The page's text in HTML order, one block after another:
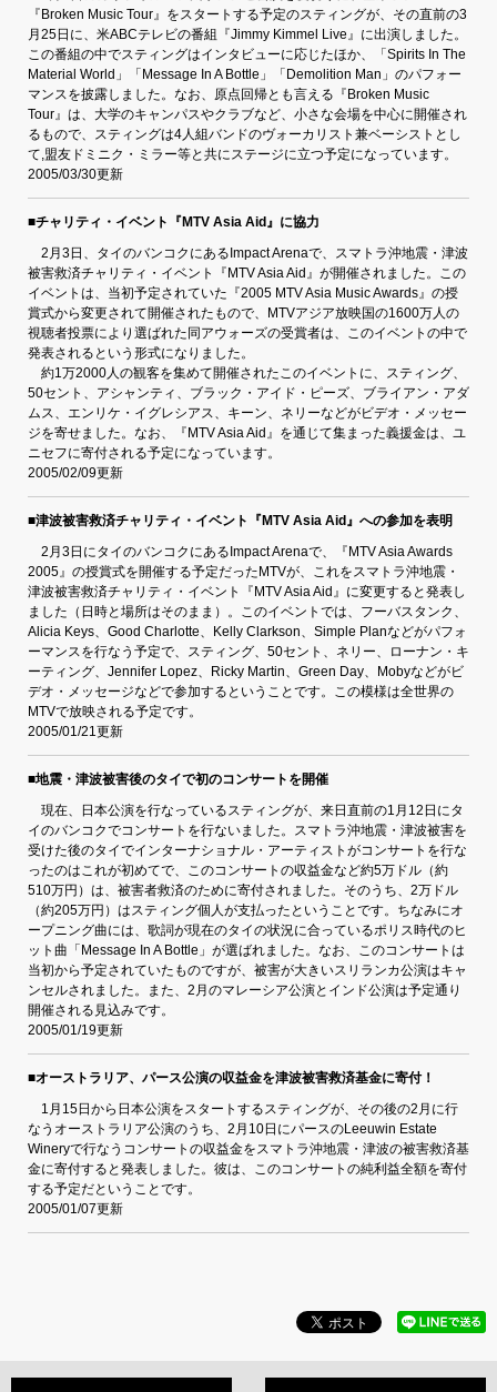
『Broken Music Tour』をスタートする予定のスティングが、その直前の3
月25日に、米ABCテレビの番組『Jimmy Kimmel Live』に出演しました。
この番組の中でスティングはインタビューに応じたほか、「Spirits In The
Material World」「Message In A Bottle」「Demolition Man」のパフォー
マンスを披露しました。なお、原点回帰とも言える『Broken Music
Tour』は、大学のキャンパスやクラブなど、小さな会場を中心に開催され
るもので、スティングは4人組バンドのヴォーカリスト兼ベーシストとし
て,盟友ドミニク・ミラー等と共にステージに立つ予定になっています。
2005/03/30更新
■チャリティ・イベント『MTV Asia Aid』に協力
2月3日、タイのバンコクにあるImpact Arenaで、スマトラ沖地震・津波
被害救済チャリティ・イベント『MTV Asia Aid』が開催されました。この
イベントは、当初予定されていた『2005 MTV Asia Music Awards』の授
賞式から変更されて開催されたもので、MTVアジア放映国の1600万人の
視聴者投票により選ばれた同アウォーズの受賞者は、このイベントの中で
発表されるという形式になりました。
約1万2000人の観客を集めて開催されたこのイベントに、スティング、
50セント、アシャンティ、ブラック・アイド・ピーズ、ブライアン・アダ
ムス、エンリケ・イグレシアス、キーン、ネリーなどがビデオ・メッセー
ジを寄せました。なお、『MTV Asia Aid』を通じて集まった義援金は、ユ
ニセフに寄付される予定になっています。
2005/02/09更新
■津波被害救済チャリティ・イベント『MTV Asia Aid』への参加を表明
2月3日にタイのバンコクにあるImpact Arenaで、『MTV Asia Awards
2005』の授賞式を開催する予定だったMTVが、これをスマトラ沖地震・
津波被害救済チャリティ・イベント『MTV Asia Aid』に変更すると発表し
ました（日時と場所はそのまま）。このイベントでは、フーバスタンク、
Alicia Keys、Good Charlotte、Kelly Clarkson、Simple Planなどがパフォ
ーマンスを行なう予定で、スティング、50セント、ネリー、ローナン・キ
ーティング、Jennifer Lopez、Ricky Martin、Green Day、Mobyなどがビ
デオ・メッセージなどで参加するということです。この模様は全世界の
MTVで放映される予定です。
2005/01/21更新
■地震・津波被害後のタイで初のコンサートを開催
現在、日本公演を行なっているスティングが、来日直前の1月12日にタ
イのバンコクでコンサートを行ないました。スマトラ沖地震・津波被害を
受けた後のタイでインターナショナル・アーティストがコンサートを行な
ったのはこれが初めてで、このコンサートの収益金など約5万ドル（約
510万円）は、被害者救済のために寄付されました。そのうち、2万ドル
（約205万円）はスティング個人が支払ったということです。ちなみにオ
ープニング曲には、歌詞が現在のタイの状況に合っているポリス時代のヒ
ット曲「Message In A Bottle」が選ばれました。なお、このコンサートは
当初から予定されていたものですが、被害が大きいスリランカ公演はキャ
ンセルされました。また、2月のマレーシア公演とインド公演は予定通り
開催される見込みです。
2005/01/19更新
■オーストラリア、パース公演の収益金を津波被害救済基金に寄付！
1月15日から日本公演をスタートするスティングが、その後の2月に行
なうオーストラリア公演のうち、2月10日にパースのLeeuwin Estate
Wineryで行なうコンサートの収益金をスマトラ沖地震・津波の被害救済基
金に寄付すると発表しました。彼は、このコンサートの純利益全額を寄付
する予定だということです。
2005/01/07更新